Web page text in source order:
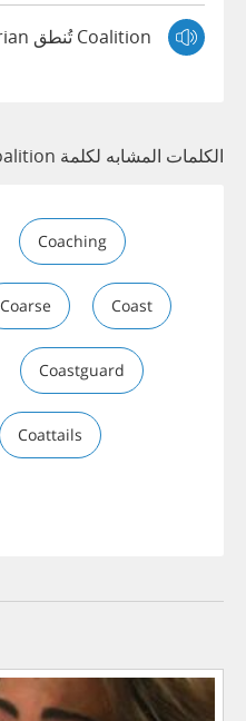
Coalition تُنطق Brian
الكلمات المشابه لكلمة Coalition
Coaching
Coarse Coast
Coastguard
Coattails